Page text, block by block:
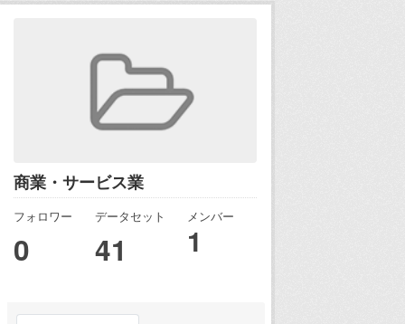
商業・サービス業
フォロワー
0
データセット
41
メンバー
1